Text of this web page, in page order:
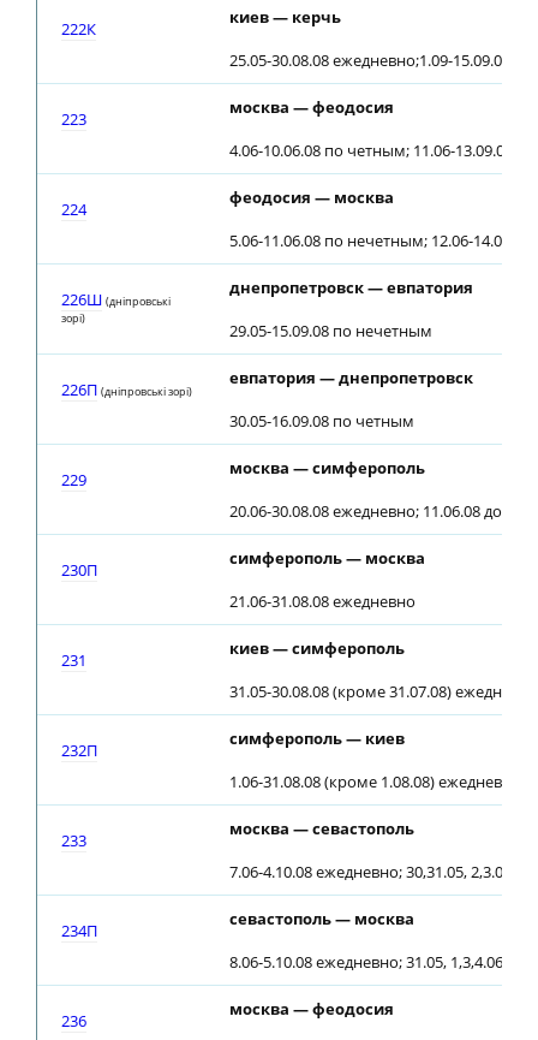
222К
киев — керчь
25.05-30.08.08 ежедневно;1.09-15.09.08
223
москва — феодосия
4.06-10.06.08 по четным; 11.06-13.09.08
224
феодосия — москва
5.06-11.06.08 по нечетным; 12.06-
226Ш (днiпровськi
зорi)
днепропетровск — евпатория
29.05-15.09.08 по нечетным
226П (днiпровськi зорi)
евпатория — днепропетровск
30.05-16.09.08 по четным
229
москва — симферополь
20.06-30.08.08 ежедневно; 11.06.08 до
230П
симферополь — москва
21.06-31.08.08 ежедневно
231
киев — симферополь
31.05-30.08.08 (кроме 31.07.08) ежедневно
232П
симферополь — киев
1.06-31.08.08 (кроме 1.08.08) ежедневно
233
москва — севастополь
7.06-4.10.08 ежедневно; 30,31.05, 2,3.06.08
234П
севастополь — москва
8.06-5.10.08 ежедневно; 31.05, 1,3,4.06.08
236
москва — феодосия